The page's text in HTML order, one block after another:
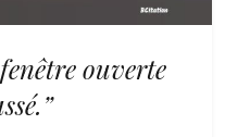
ouverte